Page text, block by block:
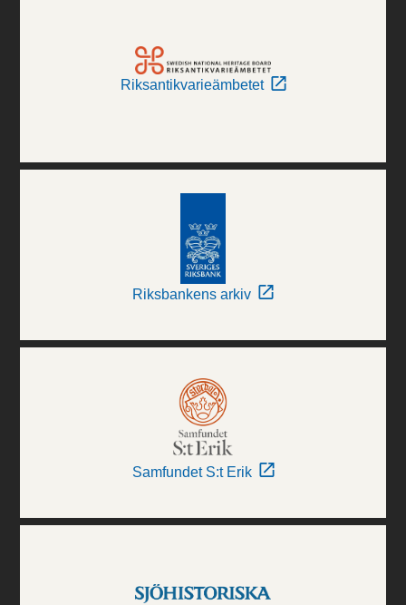
Riksantikvarieämbetet
Riksbankens arkiv
Samfundet S:t Erik